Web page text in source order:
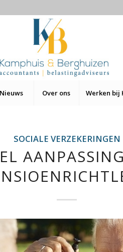
Nieuws Over ons Werken bij
SOCIALE VERZEKERINGEN